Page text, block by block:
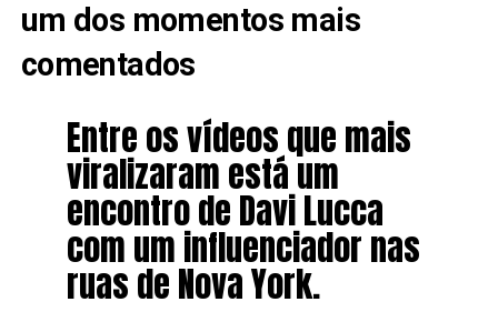
um dos momentos mais
comentados
Entre os vídeos que mais
viralizaram está um
encontro de Davi Lucca
com um influenciador nas
ruas de Nova York.